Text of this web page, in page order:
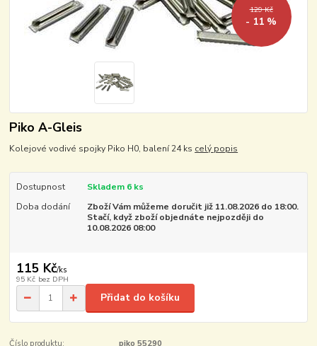
129 Kč
- 11 %
Piko A-Gleis
Kolejové vodivé spojky Piko H0, balení 24 ks celý popis
Dostupnost
Skladem 6 ks
Doba dodání
Zboží Vám můžeme doručit již 11.08.2026 do 18:00.
Stačí, když zboží objednáte nejpozději do
10.08.2026 08:00
115 Kč/ks
95 Kč bez DPH
Přidat do košíku
Číslo produktu:
piko 55290